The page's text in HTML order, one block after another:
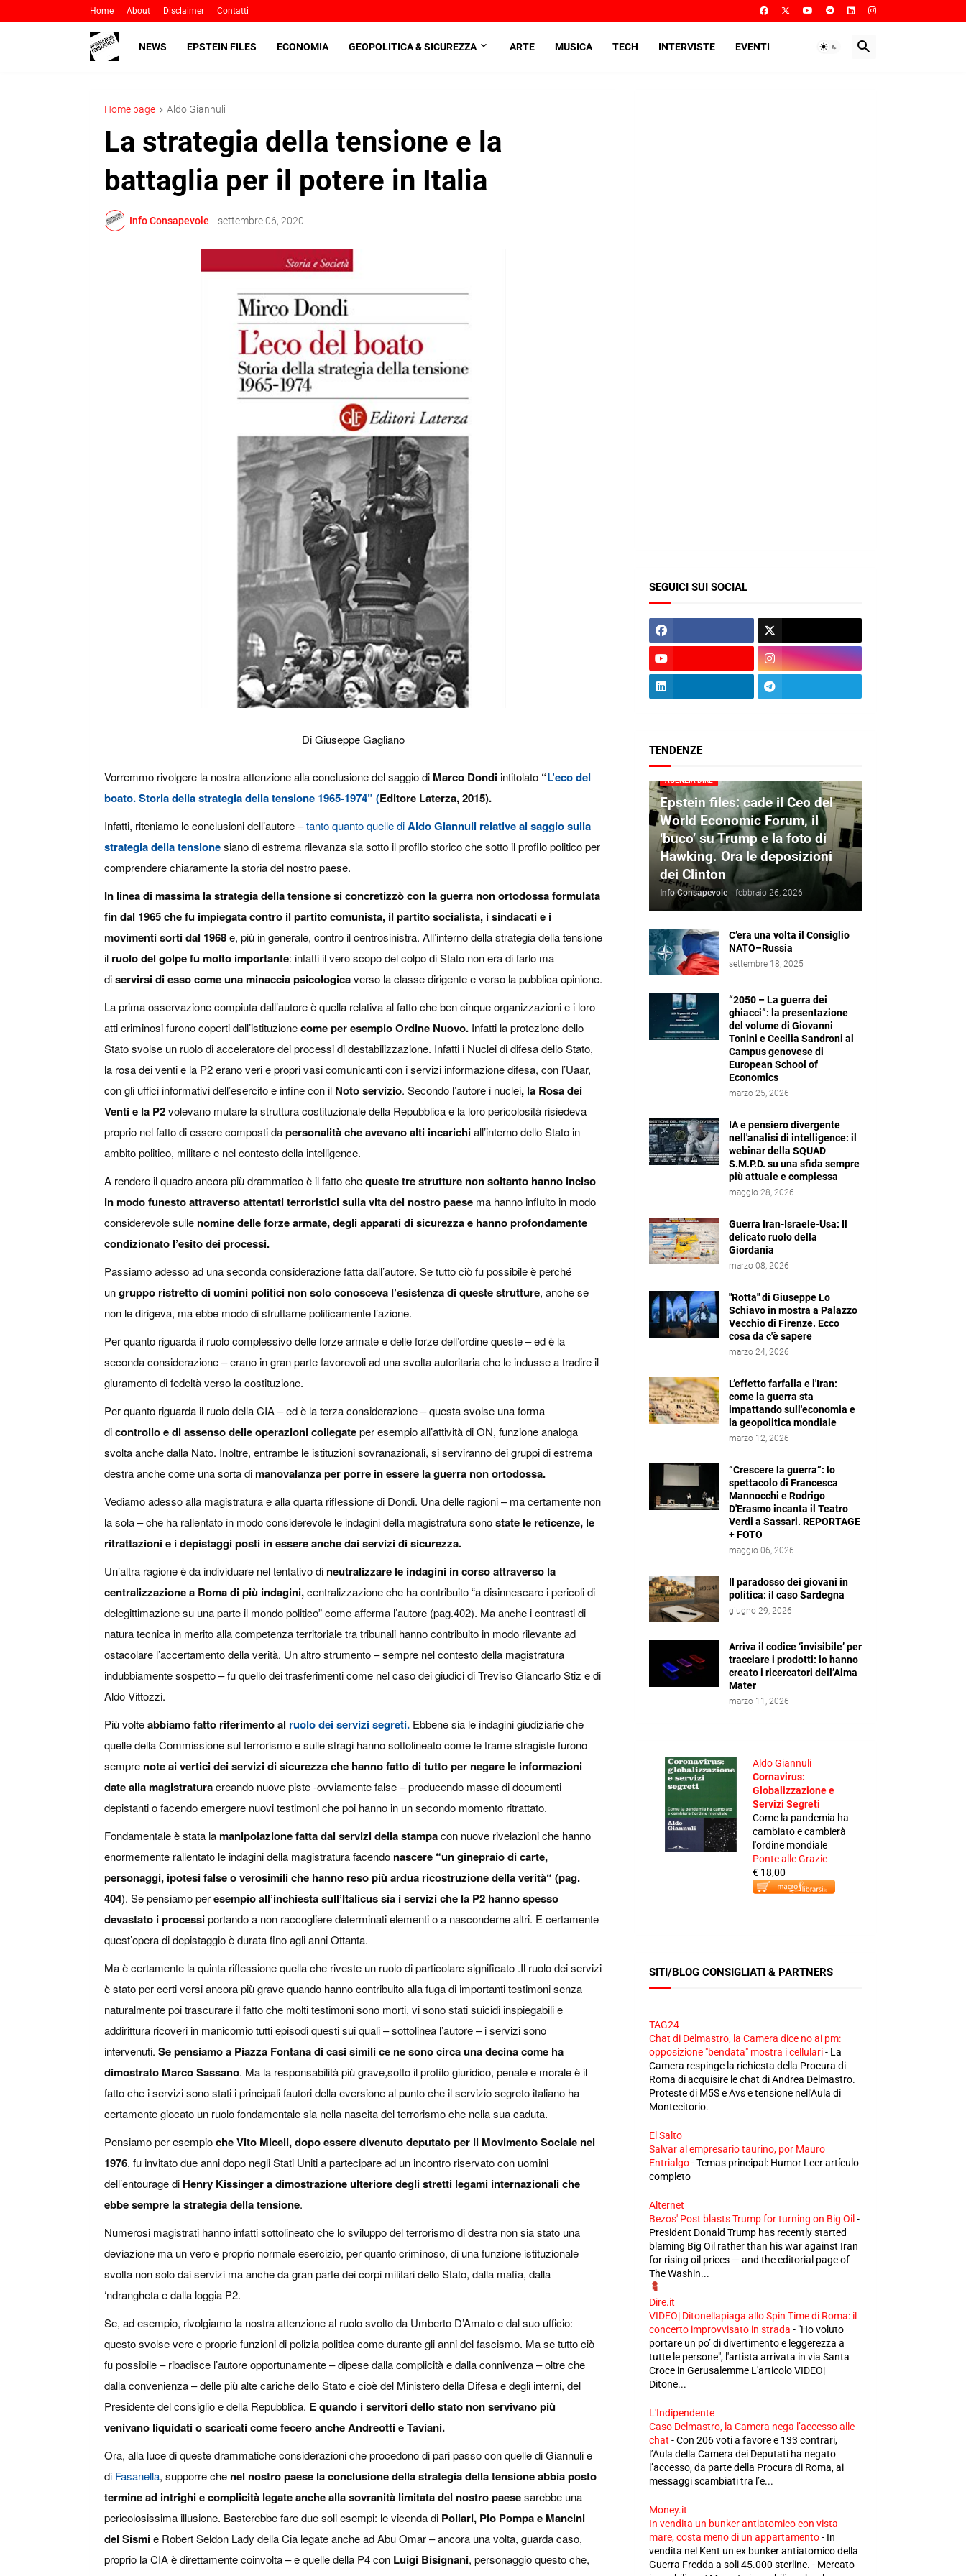
Home About Disclaimer Contatti
NEWS EPSTEIN FILES ECONOMIA GEOPOLITICA & SICUREZZA ARTE MUSICA TECH INTERVISTE EVENTI
Home page Aldo Giannuli
La strategia della tensione e la
battaglia per il potere in Italia
Info Consapevole - settembre 06, 2020
Di Giuseppe Gagliano
Vorremmo rivolgere la nostra attenzione alla conclusione del saggio di Marco Dondiintitolato “L’eco del
boato. Storia della strategia della tensione 1965-1974” (Editore Laterza, 2015).
Infatti, riteniamo le conclusioni dell’autore –tanto quanto quelle diAldo Giannuli relative al saggio sulla
strategia della tensionesiano di estrema rilevanza sia sotto il profilo storico che sotto il profilo politico per
comprendere chiaramente la storia del nostro paese.
In linea di massima la strategia della tensione si concretizzò con la guerra non ortodossa formulata
fin dal 1965 che fu impiegata contro il partito comunista, il partito socialista, i sindacati e i
movimenti sorti dal 1968e, più in generale, contro il centrosinistra. All’interno della strategia della tensione
il ruolo del golpe fu molto importante: infatti il vero scopo del colpo di Stato non era di farlo ma
diservirsi di esso come una minaccia psicologicaverso la classe dirigente e verso la pubblica opinione.
La prima osservazione compiuta dall’autore è quella relativa al fatto che ben cinque organizzazioni e i loro
atti criminosi furono coperti dall’istituzionecome per esempio Ordine Nuovo. Infatti la protezione dello
Stato svolse un ruolo di acceleratore dei processi di destabilizzazione. Infatti i Nuclei di difesa dello Stato,
la rosa dei venti e la P2 erano veri e propri vasi comunicanti con i servizi informazione difesa, con l’Uaar,
con gli uffici informativi dell’esercito e infine con il Noto servizio. Secondo l’autore i nuclei, la Rosa dei
Venti e la P2volevano mutare la struttura costituzionale della Repubblica e la loro pericolosità risiedeva
proprio nel fatto di essere composti dapersonalità che avevano alti incarichiall’interno dello Stato in
ambito politico, militare e nel contesto della intelligence.
A rendere il quadro ancora più drammatico è il fatto chequeste tre strutture non soltanto hanno inciso
in modo funesto attraverso attentati terroristici sulla vita del nostro paese ma hanno influito in modo
considerevole sulle nomine delle forze armate, degli apparati di sicurezza e hanno profondamente
condizionato l’esito dei processi.
Passiamo adesso ad una seconda considerazione fatta dall’autore. Se tutto ciò fu possibile è perché
ungruppo ristretto di uomini politici non solo conosceva l’esistenza di queste strutture, anche se
non le dirigeva, ma ebbe modo di sfruttarne politicamente l’azione.
Per quanto riguarda il ruolo complessivo delle forze armate e delle forze dell’ordine queste – ed è la
seconda considerazione – erano in gran parte favorevoli ad una svolta autoritaria che le indusse a tradire il
giuramento di fedeltà verso la costituzione.
Per quanto riguarda il ruolo della CIA – ed è la terza considerazione – questa svolse una forma
dicontrollo e di assenso delle operazioni collegateper esempio all’attività di ON, funzione analoga
svolta anche dalla Nato. Inoltre, entrambe le istituzioni sovranazionali, si serviranno dei gruppi di estrema
destra anche come una sorta dimanovalanza per porre in essere la guerra non ortodossa.
Vediamo adesso alla magistratura e alla quarta riflessione di Dondi. Una delle ragioni – ma certamente non
la sola – che ha rallentato in modo considerevole le indagini della magistratura sonostate le reticenze, le
ritrattazioni e i depistaggi posti in essere anche dai servizi di sicurezza.
Un’altra ragione è da individuare nel tentativo di neutralizzare le indagini in corso attraverso la
centralizzazione a Roma di più indagini,centralizzazione che ha contribuito “a disinnescare i pericoli di
delegittimazione su una parte il mondo politico” come afferma l’autore (pag.402). Ma anche i contrasti di
natura tecnica in merito alla competenza territoriale tra tribunali hanno contribuito in modo rilevante ad
ostacolare l’accertamento della verità. Un altro strumento – sempre nel contesto della magistratura
indubbiamente sospetto – fu quello dei trasferimenti come nel caso dei giudici di Treviso Giancarlo Stiz e di
Aldo Vittozzi.
Più volteabbiamo fatto riferimento al ruolo dei servizi segreti. Ebbene sia le indagini giudiziarie che
quelle della Commissione sul terrorismo e sulle stragi hanno sottolineato come le trame stragiste furono
sempre note ai vertici dei servizi di sicurezza che hanno fatto di tutto per negare le informazioni
date alla magistraturacreando nuove piste -ovviamente false – producendo masse di documenti
depistanti o facendo emergere nuovi testimoni che poi hanno in un secondo momento ritrattato.
Fondamentale è stata lamanipolazione fatta dai servizi della stampacon nuove rivelazioni che hanno
enormemente rallentato le indagini della magistratura facendo nascere “un ginepraio di carte,
personaggi, ipotesi false o verosimili che hanno reso più ardua ricostruzione della verità“ (pag.
404). Se pensiamo peresempio all’inchiesta sull’Italicus sia i servizi che la P2 hanno spesso
devastato i processiportando a non raccogliere determinati elementi o a nasconderne altri. E certamente
quest’opera di depistaggio è durata fino agli anni Ottanta.
Ma è certamente la quinta riflessione quella che riveste un ruolo di particolare significato .Il ruolo dei servizi
è stato per certi versi ancora più grave quando hanno contribuito alla fuga di importanti testimoni senza
naturalmente poi trascurare il fatto che molti testimoni sono morti, vi sono stati suicidi inspiegabili e
addirittura ricoveri in manicomio tutti episodi questi sui quali – sottolinea l’autore – i servizi sono
intervenuti. Se pensiamo a Piazza Fontana di casi simili ce ne sono circa una decina come ha
dimostrato Marco Sassano. Ma la responsabilità più grave,sotto il profilo giuridico, penale e morale è il
fatto che i servizi sono stati i principali fautori della eversione al punto che il servizio segreto italiano ha
certamente giocato un ruolo fondamentale sia nella nascita del terrorismo che nella sua caduta.
Pensiamo per esempioche Vito Miceli, dopo essere divenuto deputato per il Movimento Sociale nel
1976, fu invitato due anni dopo negli Stati Uniti a partecipare ad un incontro riservato con uomini
dell’entourage di Henry Kissinger a dimostrazione ulteriore degli stretti legami internazionali che
ebbe sempre la strategia della tensione.
Numerosi magistrati hanno infatti sottolineato che lo sviluppo del terrorismo di destra non sia stato una
deviazione ma un vero e proprio normale esercizio, per quanto criminoso, di una funzione istituzionale
svolta non solo dai servizi ma anche da gran parte dei corpi militari dello Stato, dalla mafia, dalla
‘ndrangheta e dalla loggia P2.
Se, ad esempio, rivolgiamo la nostra attenzione al ruolo svolto da Umberto D’Amato e dal suo ufficio:
questo svolse vere e proprie funzioni di polizia politica come durante gli anni del fascismo. Ma se tutto ciò
fu possibile – ribadisce l’autore opportunamente – dipese dalla complicità e dalla connivenza – oltre che
dalla convenienza – delle più alte cariche dello Stato e cioè del Ministero della Difesa e degli interni, del
Presidente del consiglio e della Repubblica. E quando i servitori dello stato non servivano più
venivano liquidati o scaricati come fecero anche Andreotti e Taviani.
Ora, alla luce di queste drammatiche considerazioni che procedono di pari passo con quelle di Giannuli e
di Fasanella, supporre che nel nostro paese la conclusione della strategia della tensione abbia posto
termine ad intrighi e complicità legate anche alla sovranità limitata del nostro paesesarebbe una
pericolosissima illusione. Basterebbe fare due soli esempi: le vicenda di Pollari, Pio Pompa e Mancini
del Sismie Robert Seldon Lady della Cia legate anche ad Abu Omar – ancora una volta, guarda caso,
proprio la CIA è direttamente coinvolta – e quelle della P4 con Luigi Bisignani, personaggio questo che,
SEGUICI SUI SOCIAL
TENDENZE
AGENZIA DIRE
Epstein files: cade il Ceo del
World Economic Forum, il
‘buco’ su Trump e la foto di
Hawking. Ora le deposizioni
dei Clinton
Info Consapevole - febbraio 26, 2026
C’era una volta il Consiglio
NATO–Russia
settembre 18, 2025
“2050 – La guerra dei
ghiacci”: la presentazione
del volume di Giovanni
Tonini e Cecilia Sandroni al
Campus genovese di
European School of
Economics
marzo 25, 2026
IA e pensiero divergente
nell'analisi di intelligence: il
webinar della SQUAD
S.M.P.D. su una sfida sempre
più attuale e complessa
maggio 28, 2026
Guerra Iran-Israele-Usa: Il
delicato ruolo della
Giordania
marzo 08, 2026
"Rotta" di Giuseppe Lo
Schiavo in mostra a Palazzo
Vecchio di Firenze. Ecco
cosa da c'è sapere
marzo 24, 2026
L’effetto farfalla e l'Iran:
come la guerra sta
impattando sull'economia e
la geopolitica mondiale
marzo 12, 2026
“Crescere la guerra”: lo
spettacolo di Francesca
Mannocchi e Rodrigo
D'Erasmo incanta il Teatro
Verdi a Sassari. REPORTAGE
+ FOTO
maggio 06, 2026
Il paradosso dei giovani in
politica: il caso Sardegna
giugno 29, 2026
Arriva il codice ‘invisibile’ per
tracciare i prodotti: lo hanno
creato i ricercatori dell’Alma
Mater
marzo 11, 2026
Aldo Giannuli
Cornavirus:
Globalizzazione e
Servizi Segreti
Come la pandemia ha
cambiato e cambierà
l'ordine mondiale
Ponte alle Grazie
€ 18,00
SITI/BLOG CONSIGLIATI & PARTNERS
TAG24
Chat di Delmastro, la Camera dice no ai pm:
opposizione "bendata" mostra i cellulari- La
Camera respinge la richiesta della Procura di
Roma di acquisire le chat di Andrea Delmastro.
Proteste di M5S e Avs e tensione nell'Aula di
Montecitorio.
El Salto
Salvar al empresario taurino, por Mauro
Entrialgo-Temas principal: Humor Leer artículo
completo
Alternet
Bezos' Post blasts Trump for turning on Big Oil -
President Donald Trump has recently started
blaming Big Oil rather than his war against Iran
for rising oil prices — and the editorial page of
The Washin...
Dire.it
VIDEO| Ditonellapiaga allo Spin Time di Roma: il
concerto improvvisato in strada - "Ho voluto
portare un po’ di divertimento e leggerezza a
tutte le persone", l'artista arrivata in via Santa
Croce in Gerusalemme L'articolo VIDEO|
Ditone...
L'Indipendente
Caso Delmastro, la Camera nega l’accesso alle
chat -Con 206 voti a favore e 133 contrari,
l’Aula della Camera dei Deputati ha negato
l’accesso, da parte della Procura di Roma, ai
messaggi scambiati tra l’e...
Money.it
In vendita un bunker antiatomico con vista
mare, costa meno di un appartamento- In
vendita nel Kent un ex bunker antiatomico della
Guerra Fredda a soli 45.000 sterline. - Mercato